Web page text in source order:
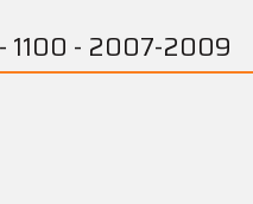
1100 - 2007-2009